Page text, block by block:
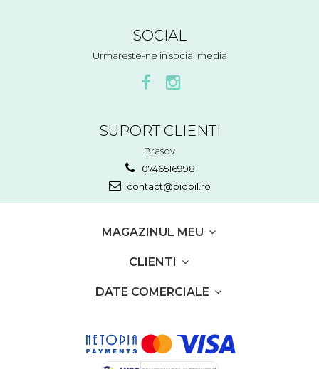
SOCIAL
Urmareste-ne in social media
SUPORT CLIENTI
Brasov
0746516998
contact@biooil.ro
MAGAZINUL MEU
CLIENTI
DATE COMERCIALE